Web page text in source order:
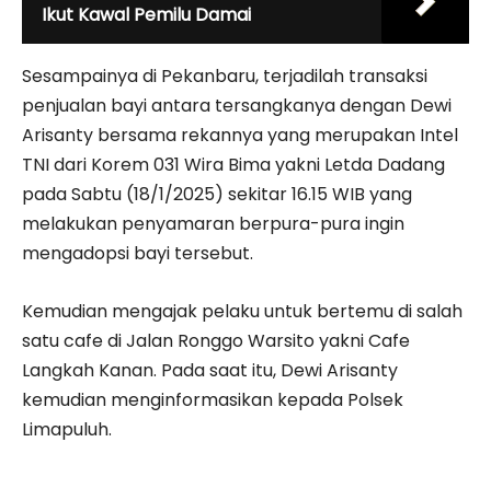
Ikut Kawal Pemilu Damai
Sesampainya di Pekanbaru, terjadilah transaksi
penjualan bayi antara tersangkanya dengan Dewi
Arisanty bersama rekannya yang merupakan Intel
TNI dari Korem 031 Wira Bima yakni Letda Dadang
pada Sabtu (18/1/2025) sekitar 16.15 WIB yang
melakukan penyamaran berpura-pura ingin
mengadopsi bayi tersebut.
Kemudian mengajak pelaku untuk bertemu di salah
satu cafe di Jalan Ronggo Warsito yakni Cafe
Langkah Kanan. Pada saat itu, Dewi Arisanty
kemudian menginformasikan kepada Polsek
Limapuluh.